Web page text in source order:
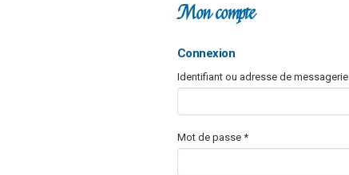
Mon compte
Connexion
Identifiant ou adresse de messagerie
Mot de passe *